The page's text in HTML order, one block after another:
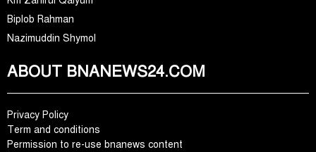
Biplob Rahman
Nazimuddin Shymol
ABOUT BNANEWS24.COM
Privacy Policy
Term and conditions
Permission to re-use bnanews content